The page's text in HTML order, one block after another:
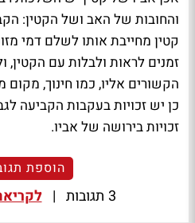
והחובות של האב ושל הקטין:
קטין מחייבת אותו לשלם דמי
זמנים לראות ולבלות עם הקטין,
הקשורים אליו, כמו חינוך, מקום
כן יש זכויות בעקבות הקביעה
זכויות בירושה של אביו.
הוספת
3 תגובות |